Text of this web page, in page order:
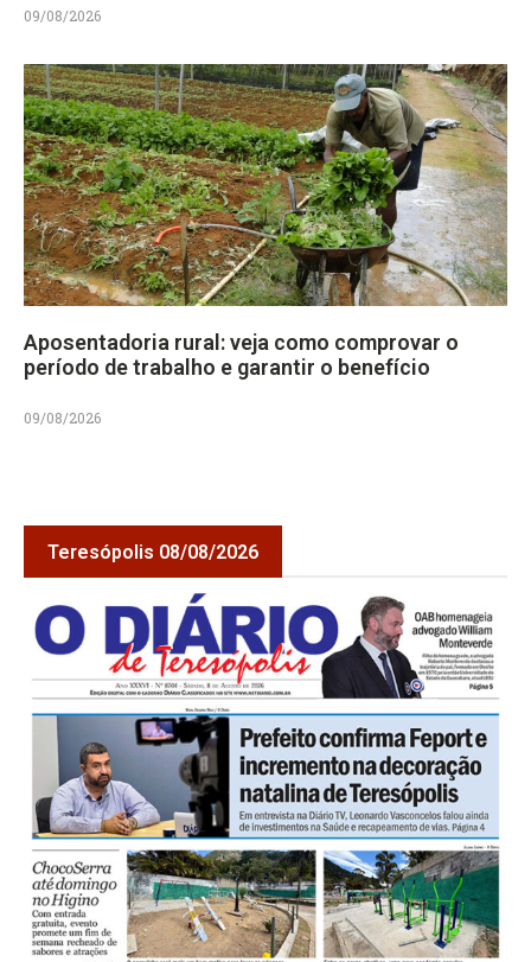
09/08/2026
Aposentadoria rural: veja como comprovar o
período de trabalho e garantir o benefício
09/08/2026
Teresópolis 08/08/2026